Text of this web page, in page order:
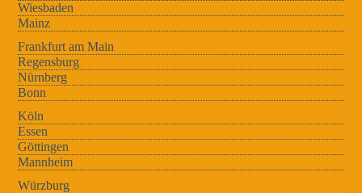
Wiesbaden
Mainz
Frankfurt am Main
Regensburg
Nürnberg
Bonn
Köln
Essen
Göttingen
Mannheim
Würzburg